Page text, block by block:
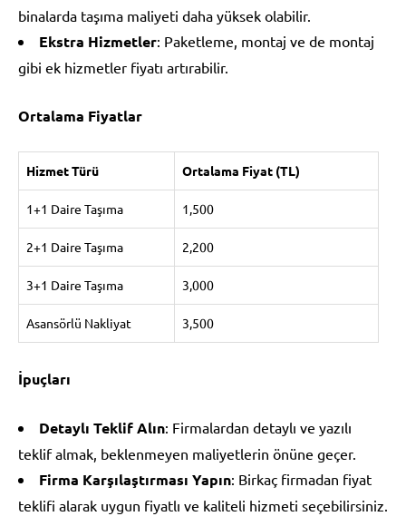
binalarda taşıma maliyeti daha yüksek olabilir.
Ekstra Hizmetler: Paketleme, montaj ve de montaj
gibi ek hizmetler fiyatı artırabilir.
Ortalama Fiyatlar
Hizmet Türü Ortalama Fiyat (TL)
1+1 Daire Taşıma 1,500
2+1 Daire Taşıma 2,200
3+1 Daire Taşıma 3,000
Asansörlü Nakliyat 3,500
İpuçları
Detaylı Teklif Alın: Firmalardan detaylı ve yazılı
teklif almak, beklenmeyen maliyetlerin önüne geçer.
Firma Karşılaştırması Yapın: Birkaç firmadan fiyat
teklifi alarak uygun fiyatlı ve kaliteli hizmeti seçebilirsiniz.